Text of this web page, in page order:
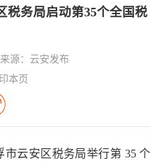
税务局启动第35个全国税
来源： 云安发布
本页
云安区税务局举行第 35 个